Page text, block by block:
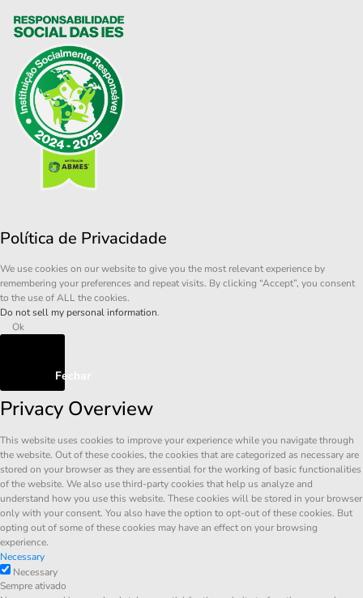
Política de Privacidade
We use cookies on our website to give you the most relevant experience by
remembering your preferences and repeat visits. By clicking “Accept”, you consent
to the use of ALL the cookies.
Do not sell my personal information.
Ok
Fechar
Privacy Overview
This website uses cookies to improve your experience while you navigate through
the website. Out of these cookies, the cookies that are categorized as necessary are
stored on your browser as they are essential for the working of basic functionalities
of the website. We also use third-party cookies that help us analyze and
understand how you use this website. These cookies will be stored in your browser
only with your consent. You also have the option to opt-out of these cookies. But
opting out of some of these cookies may have an effect on your browsing
experience.
Necessary
Necessary
Sempre ativado